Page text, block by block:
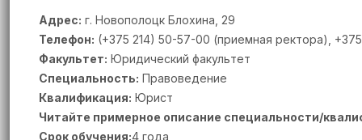
Адрес: г. Новополоцк Блохина, 29
Телефон: (+375 214) 50-57-00 (приемная ректора),
Факультет: Юридический факультет
Специальность: Правоведение
Квалификация: Юрист
Читайте примерное описание специальности/
Срок обучения:4 года